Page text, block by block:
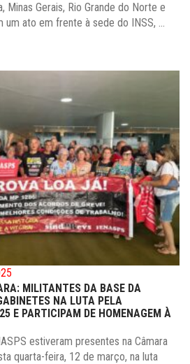
Minas Gerais, Rio Grande do Norte e
um ato em frente à sede do INSS, ...
MILITANTES DA BASE DA
NA LUTA PELA
E PARTICIPAM DE HOMENAGEM À
estiveram presentes na Câmara
quarta-feira, 12 de março, na luta